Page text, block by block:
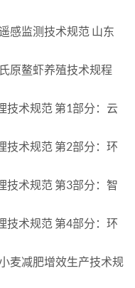
感监测技术规范 山东
原鳌虾养殖技术规程
技术规范 第1部分：云
技术规范 第2部分：环
技术规范 第3部分：智
技术规范 第4部分：环
麦减肥增效生产技术规